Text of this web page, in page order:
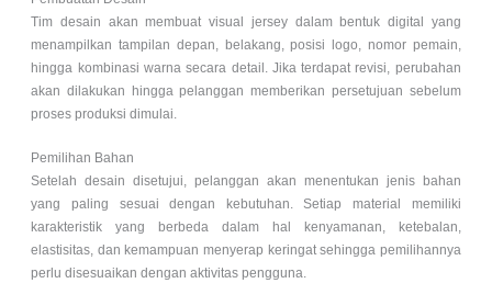
Tim desain akan membuat visual jersey dalam bentuk digital yang
menampilkan tampilan depan, belakang, posisi logo, nomor pemain,
hingga kombinasi warna secara detail. Jika terdapat revisi, perubahan
akan dilakukan hingga pelanggan memberikan persetujuan sebelum
proses produksi dimulai.
Pemilihan Bahan
Setelah desain disetujui, pelanggan akan menentukan jenis bahan
yang paling sesuai dengan kebutuhan. Setiap material memiliki
karakteristik yang berbeda dalam hal kenyamanan, ketebalan,
elastisitas, dan kemampuan menyerap keringat sehingga pemilihannya
perlu disesuaikan dengan aktivitas pengguna.